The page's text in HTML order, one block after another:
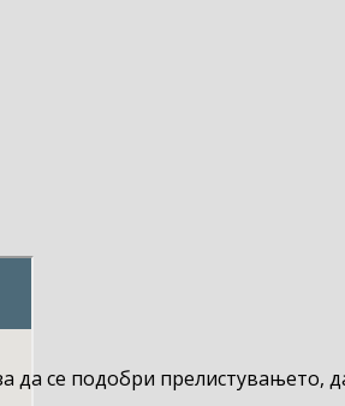
се подобри прелистувањето,